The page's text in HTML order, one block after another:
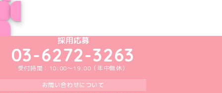
めいどりーみんTikTok公式アカウント
めいどりーみんX公式アカウント
めいどりーみんInstagram公式アカウント
めいどりーみんFacebook公式アカウン
めいどりーみんYouTube公式アカ
採用応募
03-6272-3263
受付時間：10:00～19:00（年中無休）
お問い合わせについて